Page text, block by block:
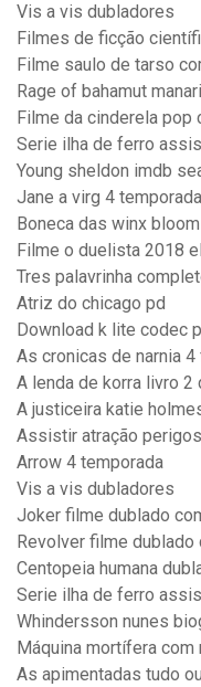
Vis a vis dubladores
Filmes de ficção
Filme saulo de tarso
Rage of bahamut
Filme da cinderela pop
Serie ilha de ferro
Young sheldon imdb
Jane a virg 4
Boneca das winx
Filme o duelista 2018
Tres palavrinha
Atriz do chicago pd
Download k lite codec
As cronicas de narnia
A lenda de korra livro 2
A justiceira katie
Assistir atração
Arrow 4 temporada
Vis a vis dubladores
Joker filme dublado
Revolver filme dublado
Centopeia humana
Serie ilha de ferro
Whindersson nunes
Máquina mortífera
As apimentadas tudo